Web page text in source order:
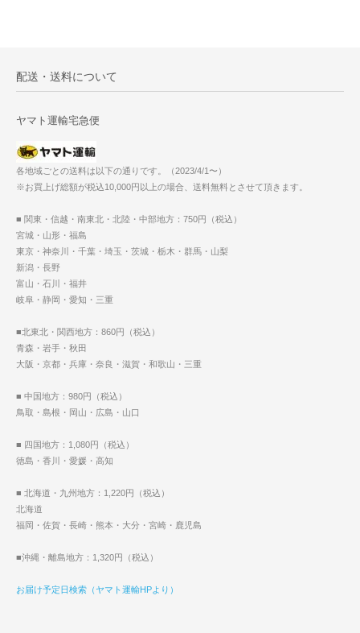
配送・送料について
ヤマト運輸宅急便
各地域ごとの送料は以下の通りです。（2023/4/1〜）
※お買上げ総額が税込10,000円以上の場合、送料無料とさせて頂きます。
■ 関東・信越・南東北・北陸・中部地方：750円（税込）
宮城・山形・福島
東京・神奈川・千葉・埼玉・茨城・栃木・群馬・山梨
新潟・長野
富山・石川・福井
岐阜・静岡・愛知・三重
■北東北・関西地方：860円（税込）
青森・岩手・秋田
大阪・京都・兵庫・奈良・滋賀・和歌山・三重
■ 中国地方：980円（税込）
鳥取・島根・岡山・広島・山口
■ 四国地方：1,080円（税込）
徳島・香川・愛媛・高知
■ 北海道・九州地方：1,220円（税込）
北海道
福岡・佐賀・長崎・熊本・大分・宮崎・鹿児島
■沖縄・離島地方：1,320円（税込）
お届け予定日検索（ヤマト運輸HPより）